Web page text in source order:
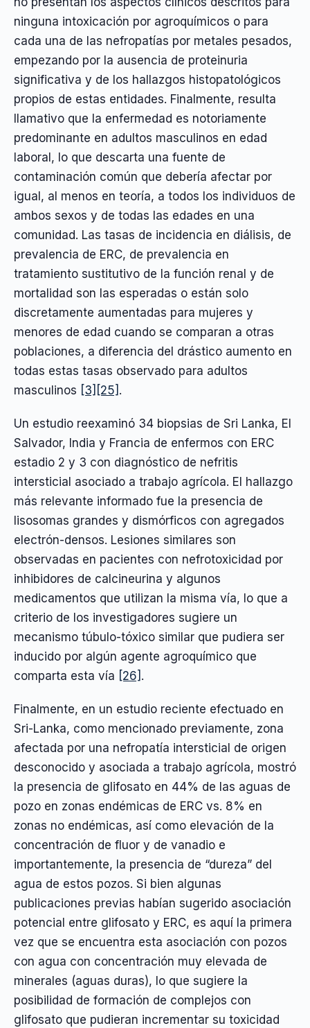
ninguna intoxicación por agroquímicos o para
cada una de las nefropatías por metales pesados,
empezando por la ausencia de proteinuria
significativa y de los hallazgos histopatológicos
propios de estas entidades. Finalmente, resulta
llamativo que la enfermedad es notoriamente
predominante en adultos masculinos en edad
laboral, lo que descarta una fuente de
contaminación común que debería afectar por
igual, al menos en teoría, a todos los individuos de
ambos sexos y de todas las edades en una
comunidad. Las tasas de incidencia en diálisis, de
prevalencia de ERC, de prevalencia en
tratamiento sustitutivo de la función renal y de
mortalidad son las esperadas o están solo
discretamente aumentadas para mujeres y
menores de edad cuando se comparan a otras
poblaciones, a diferencia del drástico aumento en
todas estas tasas observado para adultos
masculinos [3] [25] .
Un estudio reexaminó 34 biopsias de Sri Lanka, El
Salvador, India y Francia de enfermos con ERC
estadio 2 y 3 con diagnóstico de nefritis
intersticial asociado a trabajo agrícola. El hallazgo
más relevante informado fue la presencia de
lisosomas grandes y dismórficos con agregados
electrón-densos. Lesiones similares son
observadas en pacientes con nefrotoxicidad por
inhibidores de calcineurina y algunos
medicamentos que utilizan la misma vía, lo que a
criterio de los investigadores sugiere un
mecanismo túbulo-tóxico similar que pudiera ser
inducido por algún agente agroquímico que
comparta esta vía [26] .
Finalmente, en un estudio reciente efectuado en
Sri-Lanka, como mencionado previamente, zona
afectada por una nefropatía intersticial de origen
desconocido y asociada a trabajo agrícola, mostró
la presencia de glifosato en 44% de las aguas de
pozo en zonas endémicas de ERC vs. 8% en
zonas no endémicas, así como elevación de la
concentración de fluor y de vanadio e
importantemente, la presencia de “dureza” del
agua de estos pozos. Si bien algunas
publicaciones previas habían sugerido asociación
potencial entre glifosato y ERC, es aquí la primera
vez que se encuentra esta asociación con pozos
con agua con concentración muy elevada de
minerales (aguas duras), lo que sugiere la
posibilidad de formación de complejos con
glifosato que pudieran incrementar su toxicidad